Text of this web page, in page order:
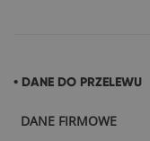
• DANE DO PRZELEWU
DANE FIRMOWE